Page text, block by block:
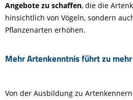
Angebote zu schaffen, die die
hinsichtlich von Vögeln, sondern
Pflanzenarten erhöhen.
Mehr Artenkenntnis führt zu
Von der Ausbildung zu